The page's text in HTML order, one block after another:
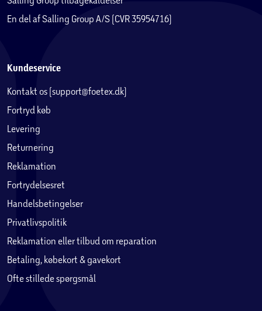
En del af Salling Group A/S (CVR 35954716)
Kundeservice
Kontakt os (support@foetex.dk)
Fortryd køb
Levering
Returnering
Reklamation
Fortrydelsesret
Handelsbetingelser
Privatlivspolitik
Reklamation eller tilbud om reparation
Betaling, købekort & gavekort
Ofte stillede spørgsmål